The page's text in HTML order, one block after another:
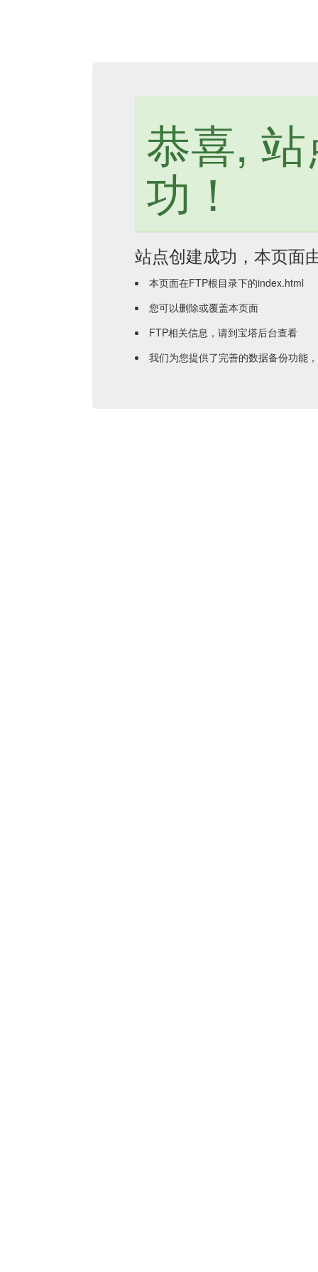
恭喜,
功！
站点创建成功，本页面
本页面在FTP根目录下的index.html
您可以删除或覆盖本页面
FTP相关信息，请到宝塔后台查看
我们为您提供了完善的数据备份功能